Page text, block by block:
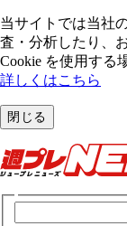
当サイトでは当社
査・分析したり、
Cookie を使⽤する
詳しくはこちら
閉じる